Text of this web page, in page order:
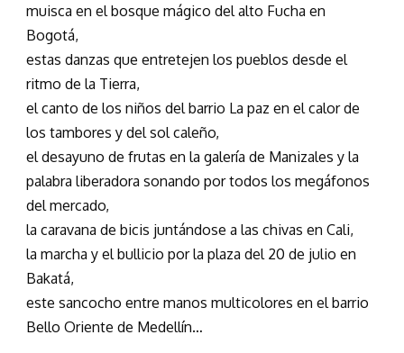
muisca en el bosque mágico del alto Fucha en
Bogotá,
estas danzas que entretejen los pueblos desde el
ritmo de la Tierra,
el canto de los niños del barrio La paz en el calor de
los tambores y del sol caleño,
el desayuno de frutas en la galería de Manizales y la
palabra liberadora sonando por todos los megáfonos
del mercado,
la caravana de bicis juntándose a las chivas en Cali,
la marcha y el bullicio por la plaza del 20 de julio en
Bakatá,
este sancocho entre manos multicolores en el barrio
Bello Oriente de Medellín…